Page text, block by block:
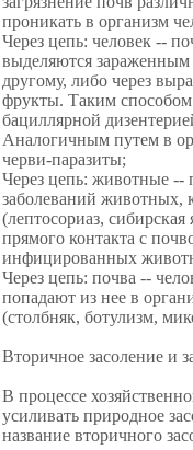
проникать в организм
Через цепь: человек --
выделяются зараженным
другому, либо через
фрукты. Таким способом
бациллярной
Аналогичным путем в
черви-паразиты;
Через цепь: животные --
заболеваний животных,
(лептосориаз,
прямого контакта с
инфицированных
Через цепь: почва --
попадают из нее в
(столбняк, ботулизм,
Вторичное засоление и
В процессе
усиливать природное
название вторичного